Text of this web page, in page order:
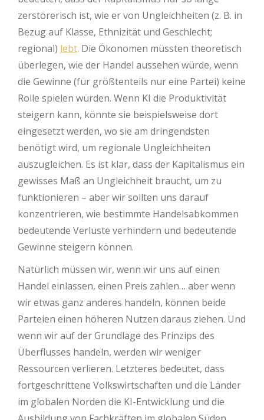
zerstörerisch ist, wie er von Ungleichheiten (z. B. in
Bezug auf Klasse, Ethnizität und Geschlecht;
regional) lebt. Die Ökonomen müssten theoretisch
überlegen, wie der Handel aussehen würde, wenn
die Gewinne (für größtenteils nur eine Partei) keine
Rolle spielen würden. Wenn KI die Produktivität
steigern kann, könnte sie beispielsweise dort
eingesetzt werden, wo sie am dringendsten
benötigt wird, um regionale Ungleichheiten
auszugleichen. Es ist klar, dass der Kapitalismus ein
gewisses Maß an Ungleichheit braucht, um zu
funktionieren – aber wir sollten uns darauf
konzentrieren, wie bestimmte Handelsabkommen
bedeutende Verluste verhindern und bedeutende
Gewinne steigern können.
Natürlich müssen wir, wenn wir uns auf einen
Handel einlassen, einen Preis zahlen… aber wenn
wir etwas ganz anderes handeln, können beide
Parteien einen höheren Nutzen daraus ziehen. Und
wenn wir auf der Grundlage des Prinzips des
Überflusses handeln, werden wir weniger
Ressourcen verlieren. Letzteres bedeutet, dass
fortgeschrittene Volkswirtschaften und die Länder
im globalen Norden die KI-Entwicklung und die